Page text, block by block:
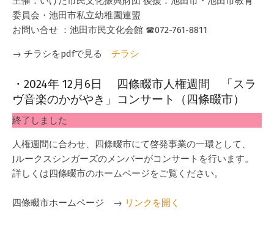
委員会・池田市私立幼稚園連盟
お問い合せ ：池田市民文化会館 ☎072-761-8811
→ チラシをpdfで見る チラシ
・2024年 12月6日 四條畷市人権週間 「スラ
ヴ音楽のかがやき」コンサート（四條畷市）
2024-
10-
01
終了しました
人権週間に合わせ、四條畷市にて啓発事業の一環として、
Jルークスシンガーズのメンバーがコンサートを行います。
詳しくは四條畷市のホームページをご覧ください。
四條畷市ホームページ → リンクを開く